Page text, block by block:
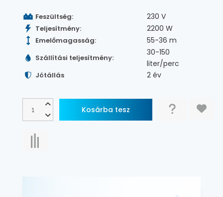
Feszültség: 230 V
Teljesítmény: 2200 W
Emelőmagasság: 55-36 m
Szállítási teljesítmény:
30-150
liter/perc
Jótállás 2 év